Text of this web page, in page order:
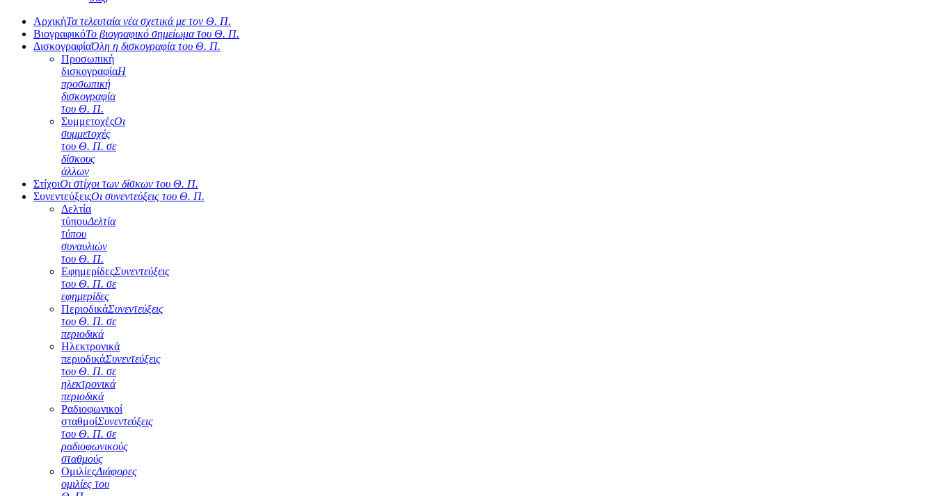
ΑρχικήΤα τελευταία νέα σχετικά με τον Θ. Π.
ΒιογραφικόΤο βιογραφικό σημείωμα του Θ. Π.
ΔισκογραφίαΌλη η δισκογραφία του Θ. Π.
Προσωπική
δισκογραφίαΗ
προσωπική
δισκογραφία
του Θ. Π.
ΣυμμετοχέςΟι
συμμετοχές
του Θ. Π. σε
δίσκους
άλλων
ΣτίχοιΟι στίχοι των δίσκων του Θ. Π.
ΣυνεντεύξειςΟι συνεντεύξεις του Θ. Π.
Δελτία
τύπουΔελτία
τύπου
συναυλιών
του Θ. Π.
ΕφημερίδεςΣυνεντεύξεις
του Θ. Π. σε
εφημερίδες
ΠεριοδικάΣυνεντεύξεις
του Θ. Π. σε
περιοδικά
Ηλεκτρονικά
περιοδικάΣυνεντεύξεις
του Θ. Π. σε
ηλεκτρονικά
περιοδικά
Ραδιοφωνικοί
σταθμοίΣυνεντεύξεις
του Θ. Π. σε
ραδιοφωνικούς
σταθμούς
ΟμιλίεςΔιάφορες
ομιλίες του